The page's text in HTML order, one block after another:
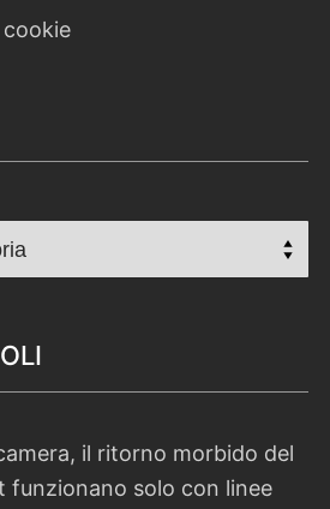
il ritorno morbido del
funzionano solo con linee